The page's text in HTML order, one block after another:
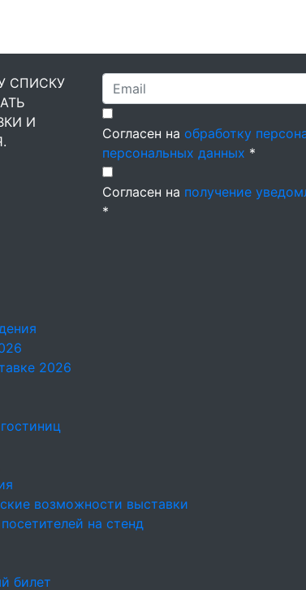
СПИСКУ
И
Согласен на обработку
персональных данных *
Согласен на получение
*
2026
возможности выставки
на стенд
билет